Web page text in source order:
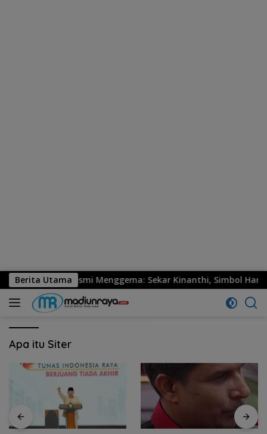
Berita Utama
Ponorogo Resmi Menggema: Sekar Kinanthi, Simbol
Apa itu Siter